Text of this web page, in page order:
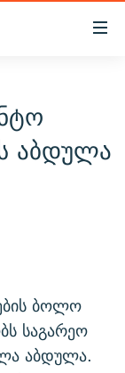
- 2022
აბდულა
ბოლო
საგარეო
აბდულა.